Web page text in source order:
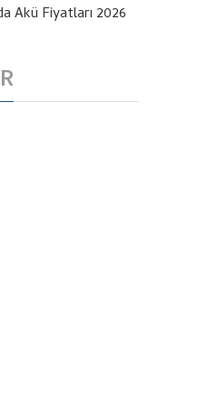
Akü Fiyatları 2026